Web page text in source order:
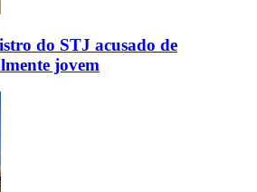
do STJ acusado de
jovem